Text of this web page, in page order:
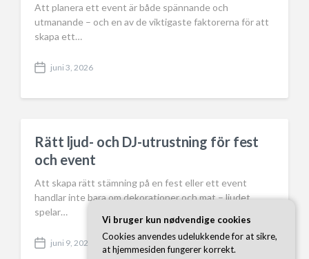
Att planera ett event är både spännande och
utmanande – och en av de viktigaste faktorerna för att
skapa ett…
P
s
a
t
e
juni 3, 2026
Rätt ljud- och DJ-utrustning för fest
och event
Att skapa rätt stämning på en fest eller ett event
handlar inte bara om dekorationer och mat – ljudet
spelar…
P
juni 9, 2026
Vi bruger kun nødvendige cookies
Cookies anvendes udelukkende for at sikre,
at hjemmesiden fungerer korrekt.